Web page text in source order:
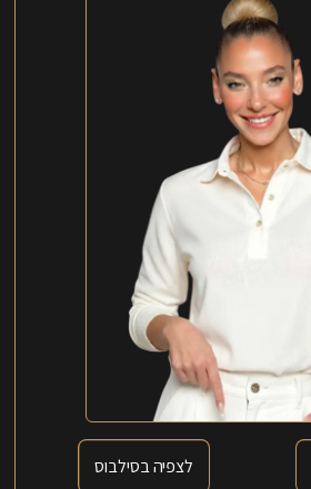
לצפיה בסילבוס